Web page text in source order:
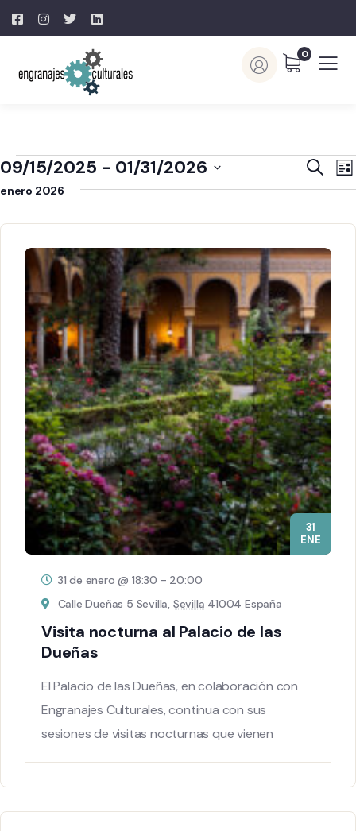
0
de
y
vistas
de
Buscar
09/15/2025 - 01/31/2026
Selecciona
enero 2026
31
ENE
31 de enero @ 18:30 - 20:00
Calle Dueñas 5 Sevilla, Sevilla 41004 España
Visita nocturna al Palacio de las
Dueñas
El Palacio de las Dueñas, en colaboración con
Engranajes Culturales, continua con sus
sesiones de visitas nocturnas que vienen